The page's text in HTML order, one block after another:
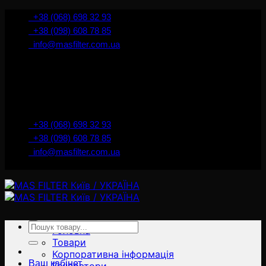
İçeriğe+38 (068) 698 32 93
+38 (098) 608 78 85
info@masfilter.com.ua
+38 (068) 698 32 93
+38 (098) 608 78 85
info@masfilter.com.ua
Головна
Товари
Корпоративна інформація
Ara:
Ваш кабінет